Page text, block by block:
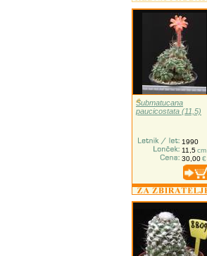
Submatucana
paucicostata (11,5)
1990
11,5cm
30,00€